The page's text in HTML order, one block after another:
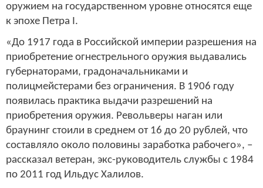
оружием на государственном уровне относятся еще
к эпохе Петра I.
«До 1917 года в Российской империи разрешения на
приобретение огнестрельного оружия выдавались
губернаторами, градоначальниками и
полицмейстерами без ограничения. В 1906 году
появилась практика выдачи разрешений на
приобретения оружия. Револьверы наган или
браунинг стоили в среднем от 16 до 20 рублей, что
составляло около половины заработка рабочего», –
рассказал ветеран, экс-руководитель службы с 1984
по 2011 год Ильдус Халилов.